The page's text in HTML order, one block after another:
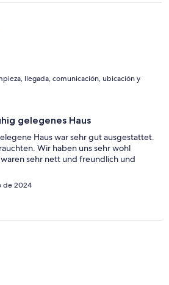
an denen wir nicht unterwegs waren,
zu Eva als Vermieterin war
llegada, comunicación, ubicación y
gelegenes Haus
Haus war sehr gut ausgestattet.
Wir haben uns sehr wohl
sehr nett und freundlich und
de 2024